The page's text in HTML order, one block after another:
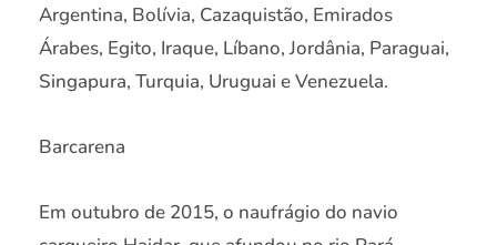
Argentina, Bolívia, Cazaquistão, Emirados
Árabes, Egito, Iraque, Líbano, Jordânia, Paraguai,
Singapura, Turquia, Uruguai e Venezuela.
Barcarena
Em outubro de 2015, o naufrágio do navio